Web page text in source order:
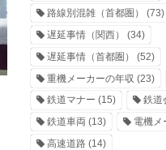
路線別混雑（首都圏）
(73)
遅延事情（関西）
(34)
遅延事情（首都圏）
(52)
重機メーカーの年収 (23)
鉄道マナー (15) 鉄道
鉄道車両 (13) 電機メ
高速道路 (14)